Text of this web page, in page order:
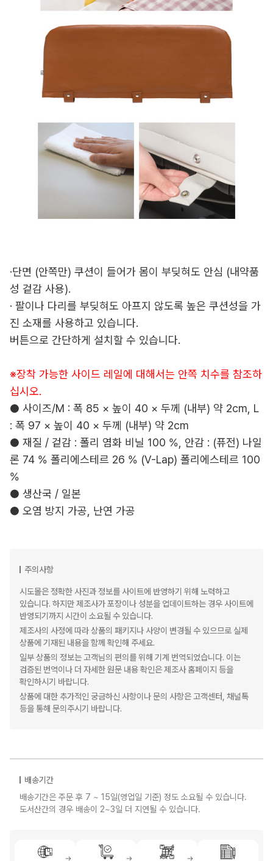
·단면 (안쪽만) 쿠션이 들어가 몸이 부딪혀도 안심 (내약품
성 겉감 사용).
· 팔이나 다리를 부딪혀도 아프지 않도록 높은 쿠션성을 가
진 소재를 사용하고 있습니다.
버튼으로 간단하게 설치할 수 있습니다.
※장착 가능한 사이드 레일에 대해서는 안쪽 치수를 참조하
십시오.
● 사이즈/M : 폭 85 × 높이 40 × 두께 (내부) 약 2cm, L
: 폭 97 × 높이 40 × 두께 (내부) 약 2cm
● 재질 / 겉감 : 폴리 염화 비닐 100 %, 안감 : (퓨전) 나일
론 74 % 폴리에스테르 26 % (V-Lap) 폴리에스테르 100
%
● 생산국 / 일본
● 오염 방지 가공, 난연 가공
주의사항
시도몰은 정확한 사진과 정보를 사이트에 반영하기 위해 노력하고
있습니다. 하지만 제조사가 포장이나 성분을 업데이트하는 경우 사이트에
반영되기까지 시간이 소요될 수 있습니다.
제조사의 사정에 따라 상품의 패키지나 사양이 변경될 수 있으므로 실제
상품에 기재된 내용을 함께 확인해 주세요.
일부 상품의 정보는 고객님의 편의를 위해 기계 번역되었습니다. 이는
검증된 번역이나 더 자세한 원문 내용 확인은 제조사 홈페이지 등을
확인하시기 바랍니다.
상품에 대한 추가적인 궁금하신 사항이나 문의 사항은 고객센터, 채널톡
등을 통해 문의주시기 바랍니다.
배송기간
배송기간은 주문 후 7 ~ 15일(영업일 기준) 정도 소요될 수 있습니다.
도서산간의 경우 배송이 2~3일 더 지연될 수 있습니다.